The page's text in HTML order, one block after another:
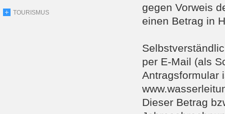
TOURISMUS
gegen Vorweis
einen Betrag in
per E-Mail (als
Antragsformular
Dieser Betrag